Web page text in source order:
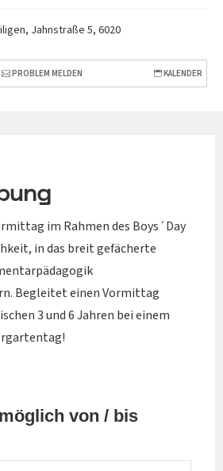
Jahnstraße 5, 6020
PROBLEM MELDEN KALENDER
im Rahmen des Boys´Day
in das breit gefächerte
Begleitet einen Vormittag
3 und 6 Jahren bei einem
von / bis